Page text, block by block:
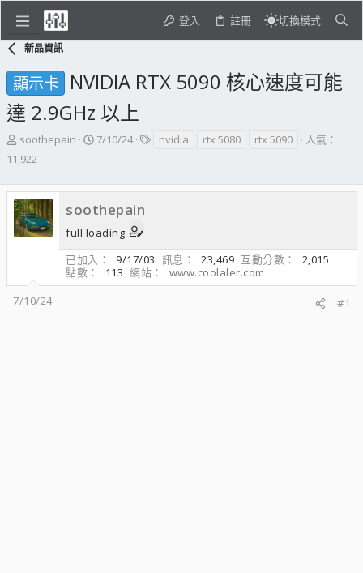
登入 註冊 切換模式
新品資訊
顯示卡 NVIDIA RTX 5090 核心速度可能
達 2.9GHz 以上
主
題
起
人
soothepain
開
期
7/10/24
標nvidia rtx 5080 rtx 5090
人氣：
11,922
soothepain
full loading
已加入
9/17/03 訊息 23,469 互動分數
2,015
點數
113 網站
www.coolaler.com
7/10/24
#1